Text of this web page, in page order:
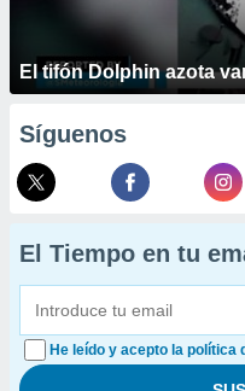
El tifón Dolphin azota
Síguenos
El Tiempo en tu
He leído y acepto la política